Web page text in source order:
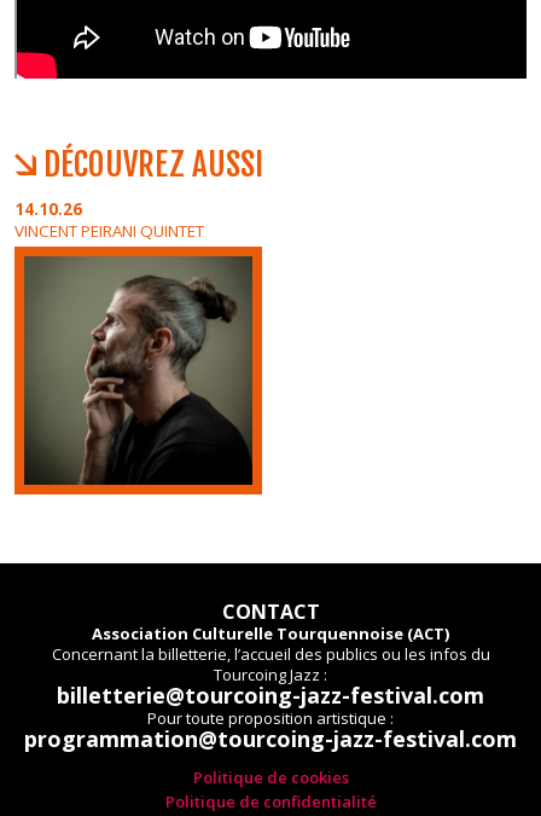
DÉCOUVREZ AUSSI
14.10.26
VINCENT PEIRANI QUINTET
CONTACT
Association Culturelle Tourquennoise (ACT)
Concernant la billetterie, l’accueil des publics ou les infos du
Tourcoing Jazz :
billetterie@tourcoing-jazz-festival.com
Pour toute proposition artistique :
programmation@tourcoing-jazz-festival.com
Politique de cookies
Politique de confidentialité